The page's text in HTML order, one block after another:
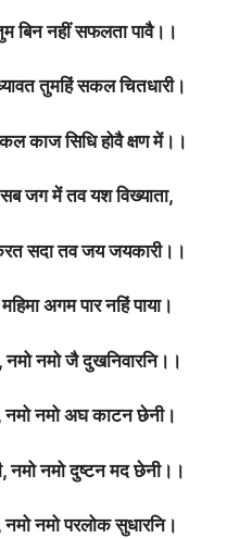
बिन नहीं सफलता पावै।।
तुमहिं सकल चितधारी।
काज सिधि होवै क्षण में।।
जग में तव यश विख्याता,
सदा तव जय जयकारी।।
अगम पार नहिं पाया।
नमो जै दुखनिवारनि।।
नमो नमो अघ काटन छेनी।
नमो नमो दुष्टन मद छेनी।।
नमो नमो परलोक सुधारनि।